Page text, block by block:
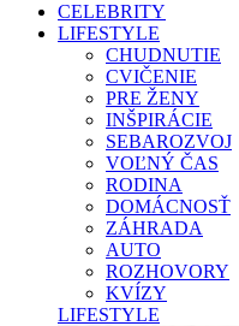
CELEBRITY
LIFESTYLE
CHUDNUTIE
CVIČENIE
PRE ŽENY
INŠPIRÁCIE
SEBAROZVOJ
VOĽNÝ ČAS
RODINA
DOMÁCNOSŤ
ZÁHRADA
AUTO
ROZHOVORY
KVÍZY
LIFESTYLE